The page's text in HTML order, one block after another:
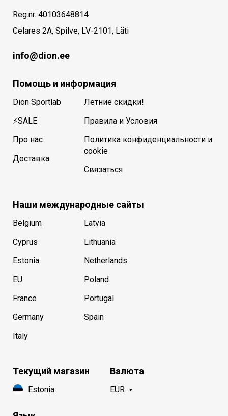
Reg.nr. 40103648814
Celares 2A, Spilve, LV-2101, Läti
info@dion.ee
Помощь и информация
Dion Sportlab
⚡SALE
Про нас
Доставка
Летние скидки!
Правила и Условия
Политика конфиденциальности и
cookie
Связаться
Наши международные сайты
Belgium
Cyprus
Estonia
EU
France
Germany
Italy
Latvia
Lithuania
Netherlands
Poland
Portugal
Spain
Текущий магазин
Estonia
Валюта
EUR